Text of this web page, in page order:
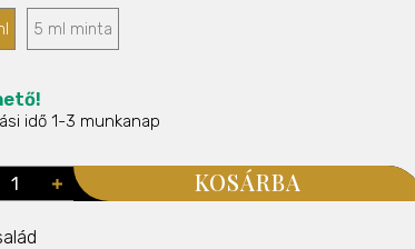
5 ml minta
idő 1-3 munkanap
KOSÁRBA